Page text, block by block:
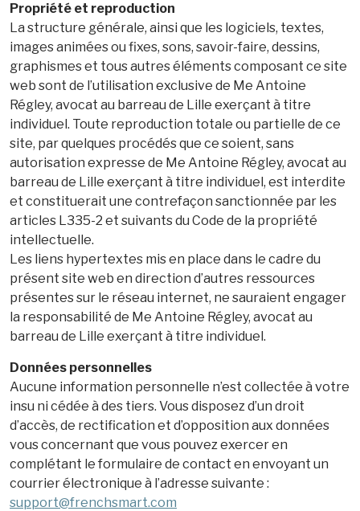
Propriété et reproduction
La structure générale, ainsi que les logiciels, textes,
images animées ou fixes, sons, savoir-faire, dessins,
graphismes et tous autres éléments composant ce site
web sont de l’utilisation exclusive de Me Antoine
Régley, avocat au barreau de Lille exerçant à titre
individuel. Toute reproduction totale ou partielle de ce
site, par quelques procédés que ce soient, sans
autorisation expresse de Me Antoine Régley, avocat au
barreau de Lille exerçant à titre individuel, est interdite
et constituerait une contrefaçon sanctionnée par les
articles L335-2 et suivants du Code de la propriété
intellectuelle.
Les liens hypertextes mis en place dans le cadre du
présent site web en direction d’autres ressources
présentes sur le réseau internet, ne sauraient engager
la responsabilité de Me Antoine Régley, avocat au
barreau de Lille exerçant à titre individuel.
Données personnelles
Aucune information personnelle n’est collectée à votre
insu ni cédée à des tiers. Vous disposez d’un droit
d’accès, de rectification et d’opposition aux données
vous concernant que vous pouvez exercer en
complétant le formulaire de contact en envoyant un
courrier électronique à l’adresse suivante :
support@frenchsmart.com